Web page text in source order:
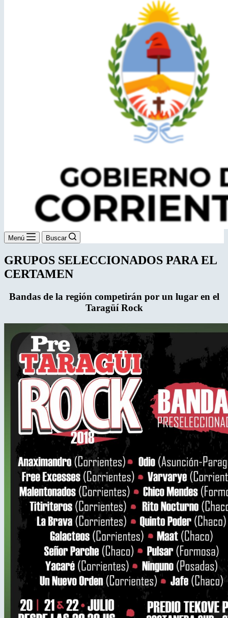
Menú Buscar
GRUPOS SELECCIONADOS PARA EL
CERTAMEN
Bandas de la región competirán por un lugar en el
Taragüí Rock